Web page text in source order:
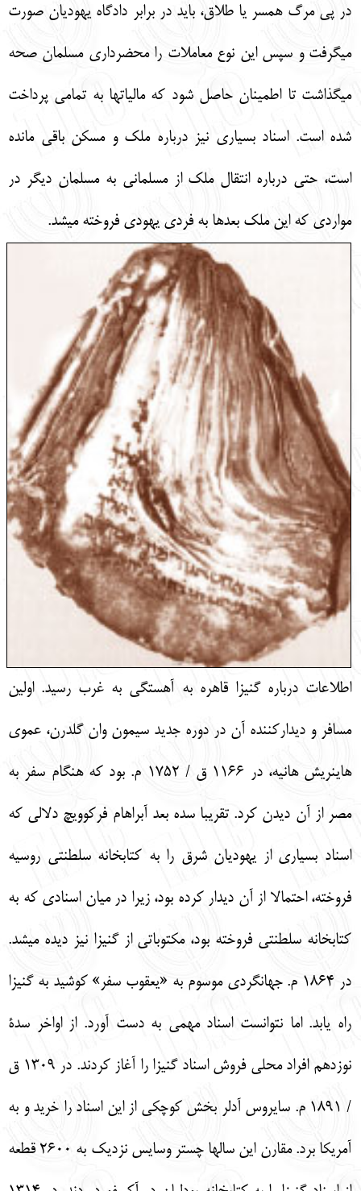
در پي مرگ همسر يا طلاق، بايد در برابر دادگاه يهوديان صورت
مي‏گرفت و سپس اين نوع معاملات را محضرداري مسلمان صحه
مي‏گذاشت تا اطمينان حاصل شود كه ماليات‏ها به تمامي پرداخت
شده است. اسناد بسياري نيز درباره ملك و مسكن باقي مانده
است، حتي درباره انتقال ملك از مسلماني به مسلمان ديگر در
مواردي كه اين ملك بعدها به فردي يهودي فروخته مي‏شد.
اطلاعات درباره گنيزا قاهره به آهستگي به غرب رسيد. اولين
مسافر و ديداركننده آن در دوره جديد سيمون وان گلدرن، عموي
هاينريش هانيه، در 1166 ق / 1752 م. بود كه هنگام سفر به
مصر از آن ديدن كرد. تقريبا سده بعد آبراهام فركوويچ دلالي كه
اسناد بسياري از يهوديان شرق را به كتابخانه سلطنتي روسيه
فروخته، احتمالا از آن ديدار كرده بود، زيرا در ميان اسنادي كه به
كتابخانه سلطنتي فروخته بود، مكتوباتي از گنيزا نيز ديده مي‏شد.
در 1864 م. جهانگردي موسوم به «يعقوب سفر» كوشيد به گنيزا
راه يابد. اما نتوانست اسناد مهمي به دست آورد. از اواخر سدة
نوزدهم افراد محلي فروش اسناد گنيزا را آغاز كردند. در 1309 ق
/ 1891 م. سايروس آدلر بخش كوچكي از اين اسناد را خريد و به
آمريكا برد. مقارن اين سال‏ها چستر وسايس نزديك به 2600 قطعه